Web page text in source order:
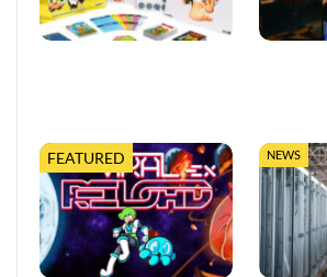
FEATURED NEWS